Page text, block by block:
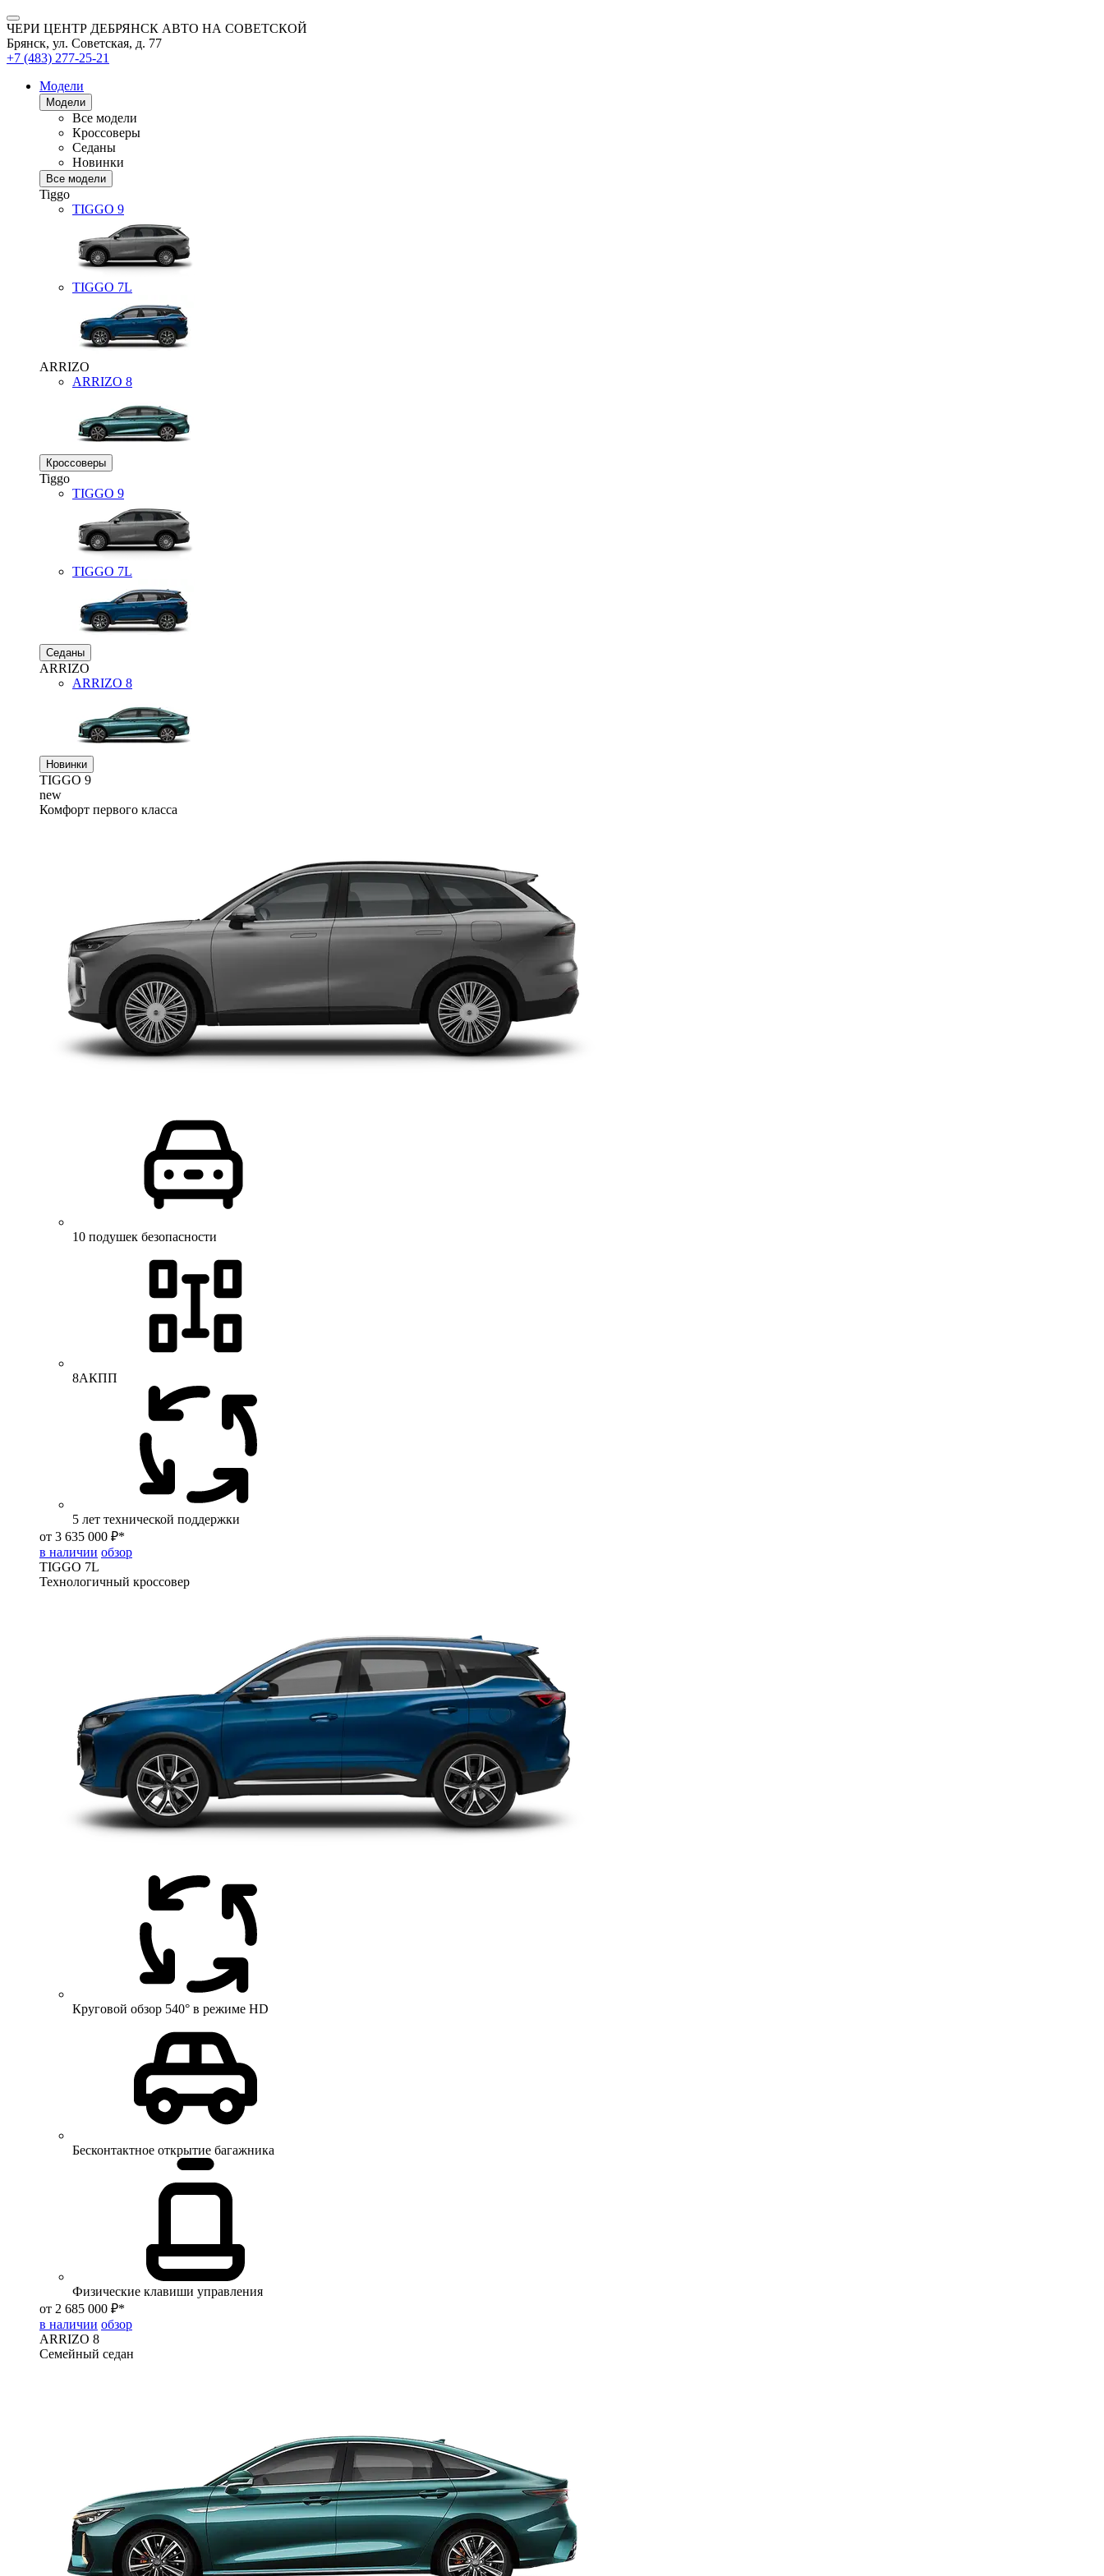
ЧЕРИ ЦЕНТР ДЕБРЯНСК АВТО НА СОВЕТСКОЙ
Брянск, ул. Советская, д. 77
+7 (483) 277-25-21
Модели
Модели
Все модели
Кроссоверы
Седаны
Новинки
Все модели
Tiggo
TIGGO 9
TIGGO 7L
ARRIZO
ARRIZO 8
Кроссоверы
Tiggo
TIGGO 9
TIGGO 7L
Седаны
ARRIZO
ARRIZO 8
Новинки
TIGGO 9
new
Комфорт первого класса
10 подушек безопасности
8АКПП
5 лет технической поддержки
от 3 635 000 ₽*
в наличии обзор
TIGGO 7L
Технологичный кроссовер
Круговой обзор 540° в режиме HD
Бесконтактное открытие багажника
Физические клавиши управления
от 2 685 000 ₽*
в наличии обзор
ARRIZO 8
Семейный седан